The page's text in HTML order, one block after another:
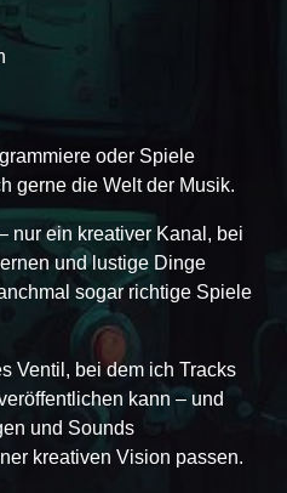
oder Spiele
gerne die Welt der Musik.
nur ein kreativer Kanal, bei
und lustige Dinge
sogar richtige Spiele
Ventil, bei dem ich Tracks
kann – und
und Sounds
kreativen Vision passen.